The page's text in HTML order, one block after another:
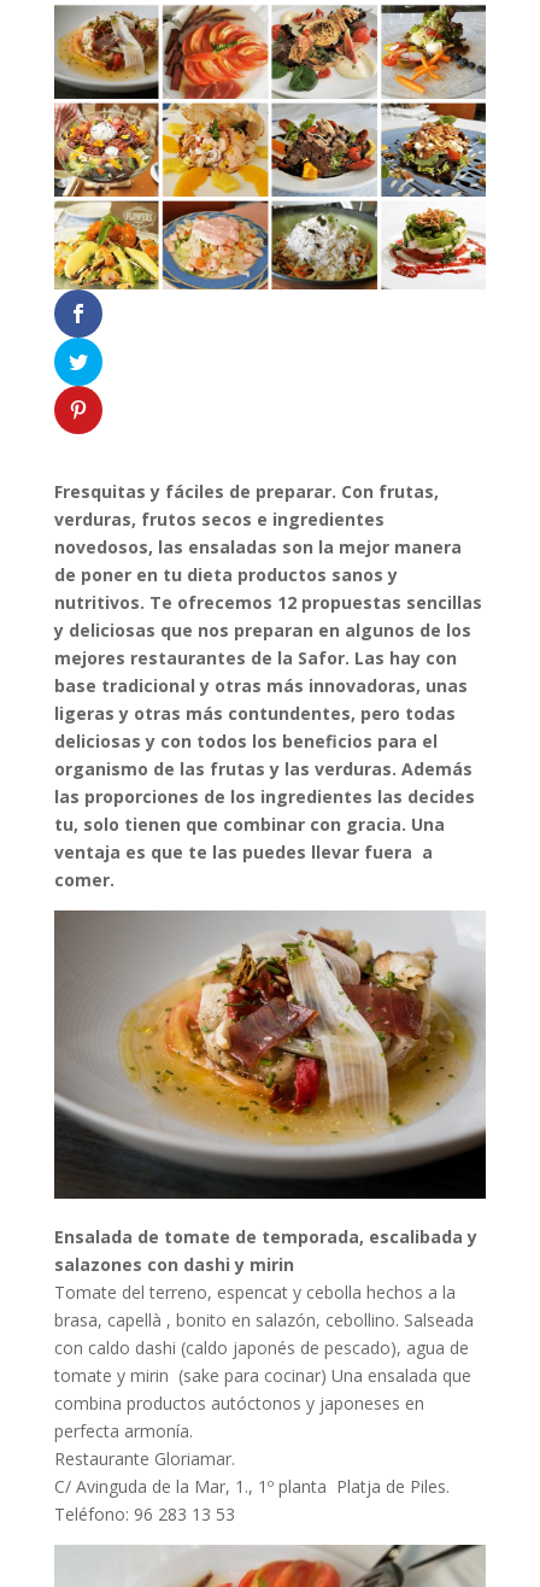
Fresquitas y fáciles de preparar. Con frutas,
verduras, frutos secos e ingredientes
novedosos, las ensaladas son la mejor manera
de poner en tu dieta productos sanos y
nutritivos. Te ofrecemos 12 propuestas sencillas
y deliciosas que nos preparan en algunos de los
mejores restaurantes de la Safor. Las hay con
base tradicional y otras más innovadoras, unas
ligeras y otras más contundentes, pero todas
deliciosas y con todos los beneficios para el
organismo de las frutas y las verduras. Además
las proporciones de los ingredientes las decides
tu, solo tienen que combinar con gracia. Una
ventaja es que te las puedes llevar fuera a
comer.
Ensalada de tomate de temporada, escalibada y
salazones con dashi y mirin
Tomate del terreno, espencat y cebolla hechos a la
brasa, capellà , bonito en salazón, cebollino. Salseada
con caldo dashi (caldo japonés de pescado), agua de
tomate y mirin (sake para cocinar) Una ensalada que
combina productos autóctonos y japoneses en
perfecta armonía.
Restaurante Gloriamar.
C/ Avinguda de la Mar, 1., 1º planta Platja de Piles.
Teléfono: 96 283 13 53